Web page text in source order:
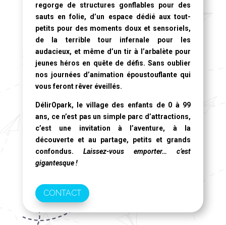
regorge de structures gonflables pour des
sauts en folie, d’un espace dédié aux tout-
petits pour des moments doux et sensoriels,
de la terrible tour infernale pour les
audacieux, et même d’un tir à l’arbalète pour
jeunes héros en quête de défis. Sans oublier
nos journées d’animation époustouflante qui
vous feront rêver éveillés.
DélirOpark, le village des enfants de 0 à 99
ans, ce n’est pas un simple parc d’attractions,
c’est une invitation à l’aventure, à la
découverte et au partage, petits et grands
confondus. Laissez-vous emporter… c’est
gigantesque !
CONTACT